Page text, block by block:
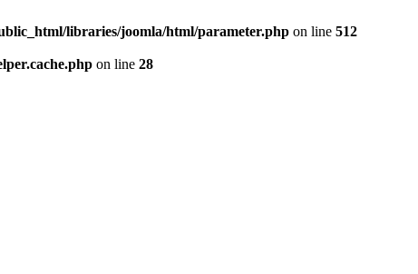
libraries/joomla/html/parameter.php on line 512
on line 28